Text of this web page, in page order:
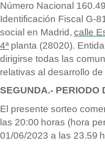
Número Nacional
Identificación Fiscal G-
social en Madrid, calle
4ª planta (28020).
dirigirse todas las
relativas al desarrollo
SEGUNDA.- PERIODO
El presente sorteo
las 20:00 horas (hora
01/06/2023 a las 23.59